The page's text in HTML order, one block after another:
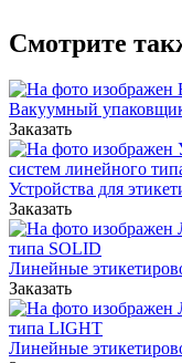
Смотрите
Вакуумный
Заказать
Устройства для
Заказать
Линейные
Заказать
Линейные